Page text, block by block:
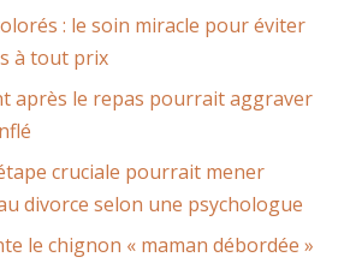
: le soin miracle pour éviter
à tout prix
après le repas pourrait aggraver
cruciale pourrait mener
divorce selon une psychologue
le chignon « maman débordée »